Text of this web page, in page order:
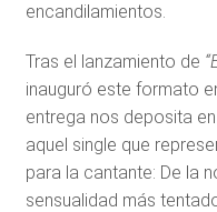
encandilamientos.
Tras el lanzamiento de
inauguró este formato
entrega nos deposita
aquel single que
para la cantante: De la
sensualidad más